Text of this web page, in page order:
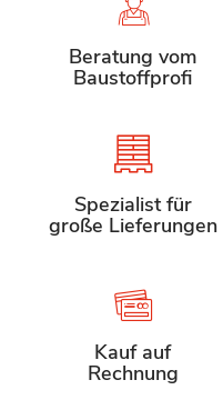
Beratung vom
Baustoffprofi
Spezialist für
große Lieferungen
Kauf auf
Rechnung